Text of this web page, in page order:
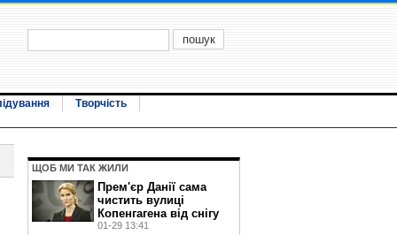
Творчість
ЩОБ МИ ТАК ЖИЛИ
Прем'єр Данії сама
чистить вулиці
Копенгагена від снігу
01-29 13:41